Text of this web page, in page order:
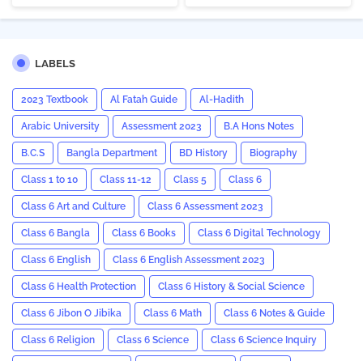
LABELS
2023 Textbook Al Fatah Guide Al-Hadith
Arabic University Assessment 2023 B.A Hons Notes
B.C.S Bangla Department BD History Biography
Class 1 to 10 Class 11-12 Class 5 Class 6
Class 6 Art and Culture Class 6 Assessment 2023
Class 6 Bangla Class 6 Books Class 6 Digital Technology
Class 6 English Class 6 English Assessment 2023
Class 6 Health Protection Class 6 History & Social Science
Class 6 Jibon O Jibika Class 6 Math Class 6 Notes & Guide
Class 6 Religion Class 6 Science Class 6 Science Inquiry